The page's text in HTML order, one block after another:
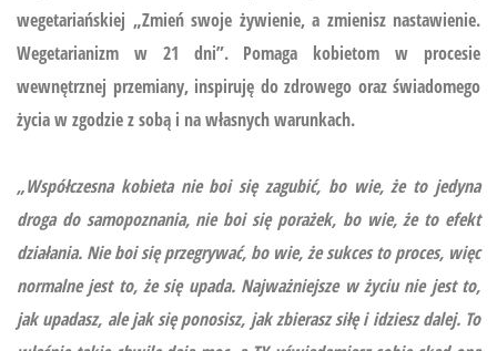
wegetariańskiej „Zmień swoje żywienie, a zmienisz nastawienie.
Wegetarianizm w 21 dni”.Pomaga kobietom w procesie
wewnętrznej przemiany, inspiruję do zdrowego oraz świadomego
życia w zgodzie z sobą i na własnych warunkach.
„Współczesna kobieta nie boi się zagubić, bo wie, że to jedyna
droga do samopoznania, nie boi się porażek, bo wie, że to efekt
działania. Nie boi się przegrywać, bo wie, że sukces to proces, więc
normalne jest to, że się upada. Najważniejsze w życiu nie jest to,
jak upadasz, ale jak się ponosisz, jak zbierasz siłę i idziesz dalej. To